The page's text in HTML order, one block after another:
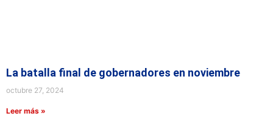
La batalla final de gobernadores en noviembre
octubre 27, 2024
Leer más »